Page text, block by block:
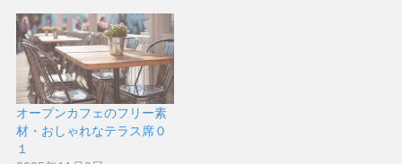
オープンカフェのフリー素
材・おしゃれなテラス席０
１